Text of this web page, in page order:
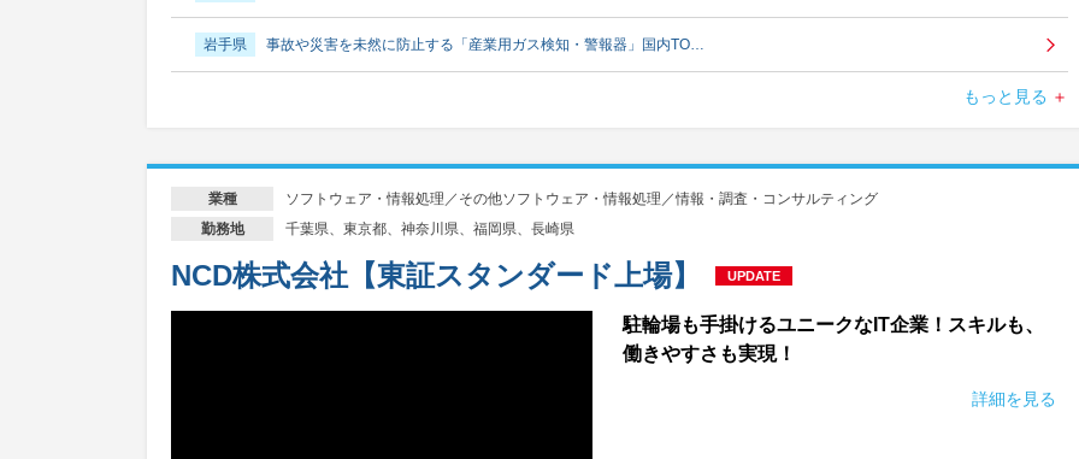
岩手県 事故や災害を未然に防止する「産業用ガス検知・警報器」国内TO…
山形県 事故や災害を未然に防止する「産業用ガス検知・警報器」国内TO…
福島県 事故や災害を未然に防止する「産業用ガス検知・警報器」国内TO…
茨城県 事故や災害を未然に防止する「産業用ガス検知・警報器」国内TO…
事故や災害を未然に防止する「産業用ガス検知・警報器」国内TO…
もっと見る
業種 ソフトウェア・情報処理／その他ソフトウェア・情報処理／情報・調査・コンサルティング
勤務地 千葉県、東京都、神奈川県、福岡県、長崎県
NCD株式会社【東証スタンダード上場】 UPDATE
駐輪場も手掛けるユニークなIT企業！スキルも、
働きやすさも実現！
詳細を見る